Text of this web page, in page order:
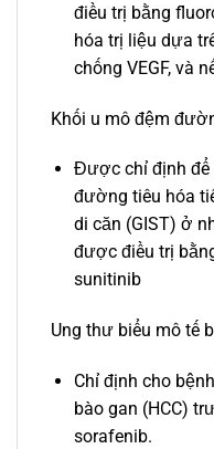
điều trị bằng
hóa trị liệu dựa
chống VEGF, và
Khối u mô đệm
Được chỉ định để
đường tiêu hóa
di căn (GIST) ở
được điều trị
sunitinib
Ung thư biểu mô tế
Chỉ định cho
bào gan (HCC)
sorafenib.